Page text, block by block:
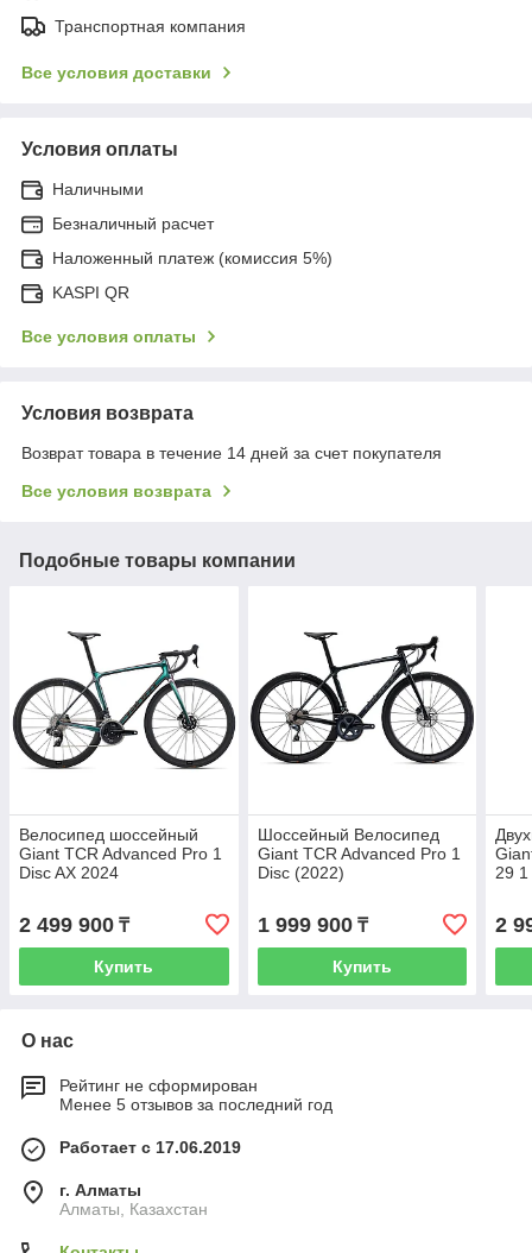
Транспортная компания
Все условия доставки
Условия оплаты
Наличными
Безналичный расчет
Наложенный платеж (комиссия 5%)
KASPI QR
Все условия оплаты
Условия возврата
Возврат товара в течение 14 дней за счет покупателя
Все условия возврата
Подобные товары компании
Велосипед шоссейный
Giant TCR Advanced Pro 1
Disc AX 2024
2 499 900 ₸
Купить
Шоссейный Велосипед
Giant TCR Advanced Pro 1
Disc (2022)
1 999 900₸
Купить
29
2
О нас
Рейтинг не сформирован
Менее 5 отзывов за последний год
Работает с 17.06.2019
г. Алматы
Алматы, Казахстан